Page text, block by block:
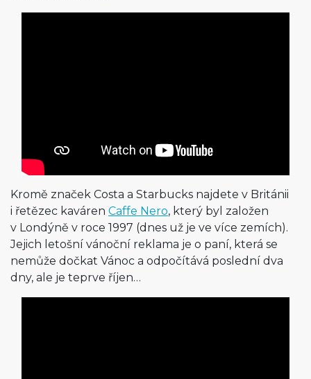
Kromě značek Costa a Starbucks najdete v Británii
i řetězec kaváren Caffe Nero, který byl založen
v Londýně v roce 1997 (dnes už je ve více zemích).
Jejich letošní vánoční reklama je o paní, která se
nemůže dočkat Vánoc a odpočítává poslední dva
dny, ale je teprve říjen…